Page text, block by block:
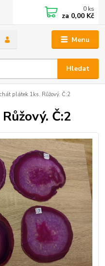
Menu
Hledat
0 ks
za 0,00 Kč
plátek 1ks. Růžový. Č:2
Č:2